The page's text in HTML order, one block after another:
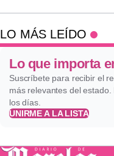
LO MÁS LEÍDO
Lo que importa
Suscríbete para recibir el
más relevantes del
los días.
UNIRME A LA LISTA